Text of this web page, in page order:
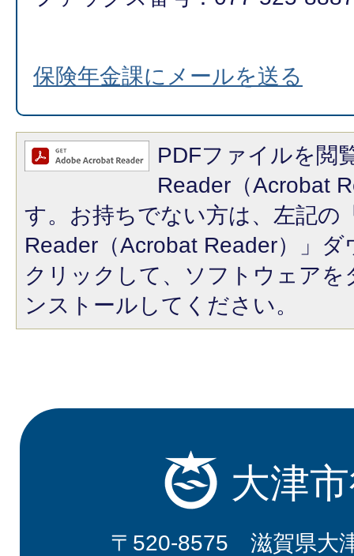
保険年金課にメールを送る
PDFファイルを閲
Reader（Acrobat
す。お持ちでない方は、左記の
Reader（Acrobat Reader）」
クリックして、ソフトウェア
ンストールしてください。
大津
〒520-8575 滋賀県大